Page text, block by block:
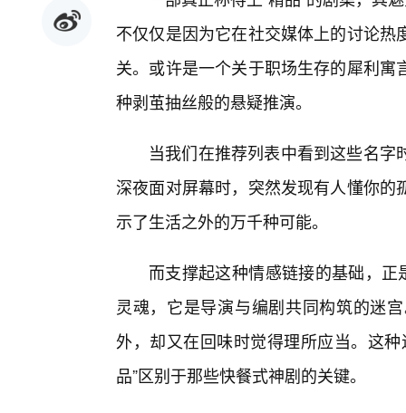
不仅仅是因为它在社交媒体上的讨论
关。或许是一个关于职场生存的犀利
种剥茧抽丝般的悬疑推演。
当我们在推荐列表中看到这些名
深夜面对屏幕时，突然发现有人懂你
示了生活之外的万千种可能。
而支撑起这种情感链接的基础，正
灵魂，它是导演与编剧共同构筑的迷
外，却又在回味时觉得理所应当。这
品”区别于那些快餐式神剧的关键。